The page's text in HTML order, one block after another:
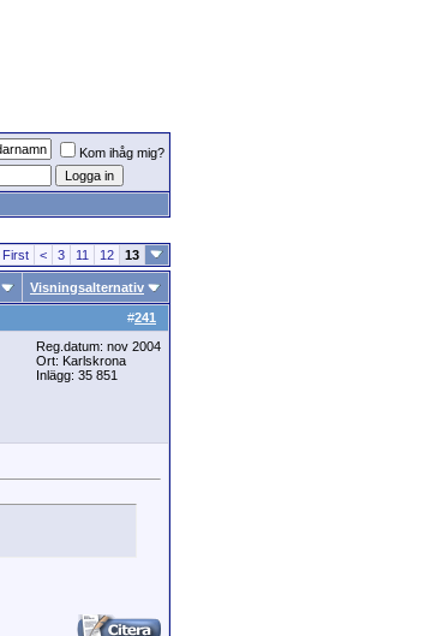
Kom ihåg mig?
First < 3 11 12 13
Visningsalternativ
#241
Reg.datum: nov 2004
Ort: Karlskrona
Inlägg: 35 851